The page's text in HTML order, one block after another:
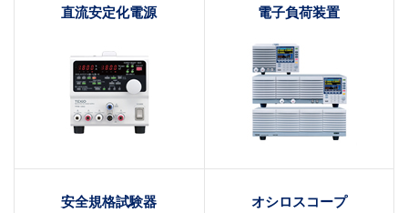
直流安定化電源 電子負荷装置
安全規格試験器 オシロスコープ